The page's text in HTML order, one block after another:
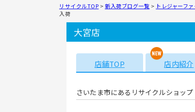
リサイクルTOP >新入荷ブログ一覧 > トレジャーフ
入荷
大宮店
店舗TOP 店内紹介
さいたま市にあるリサイクルショッ